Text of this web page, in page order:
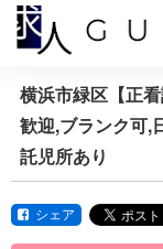
横浜市緑区【正
歓迎,ブランク可,
託児所あり
シェア